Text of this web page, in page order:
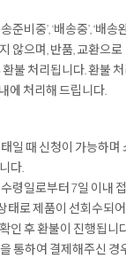
준비중’, ‘배송중’, ‘배
않으며, 반품, 교환으로
불 처리됩니다. 환불
에 처리해 드립니다.
일 때 신청이 가능하며
다.
령일로부터 7일 이내
태로 제품이 선회수되
인 후 환불이 진행됩니
통하여 결제해주신 경